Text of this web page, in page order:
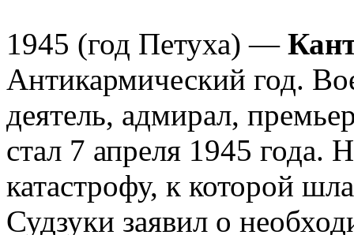
1945 (год Петуха) —
Антикармический год.
деятель, адмирал,
стал 7 апреля 1945 года.
катастрофу, к которой
Судзуки заявил о